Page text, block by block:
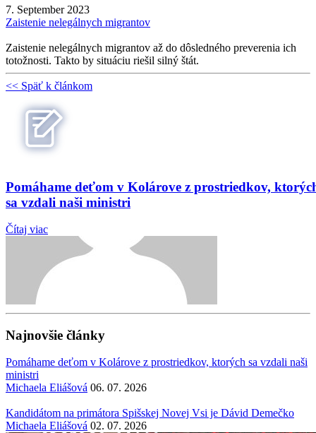
7. September 2023
Zaistenie nelegálnych migrantov
Zaistenie nelegálnych migrantov až do dôsledného preverenia ich
totožnosti. Takto by situáciu riešil silný štát.
<< Späť k článkom
Pomáhame deťom v Kolárove z prostriedkov,
sa vzdali naši ministri
Čítaj viac
Najnovšie články
Pomáhame deťom v Kolárove z prostriedkov, ktorých sa vzdali naši
ministri
Michaela Eliášová 06. 07. 2026
Kandidátom na primátora Spišskej Novej Vsi je Dávid Demečko
Michaela Eliášová 02. 07. 2026